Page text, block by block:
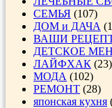
СЕМЬЯ (107)
ДОМ и ДАЧА
ВАШИ
ДЕТСКОЕ
ЛАЙФХАК (23)
МОДА (102)
РЕМОНТ (28)
японская кухня